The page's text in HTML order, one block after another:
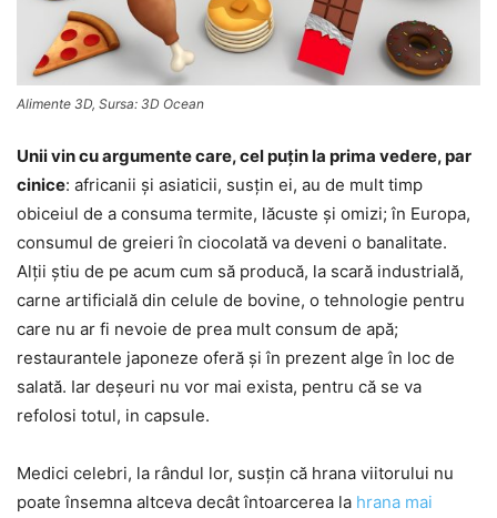
Alimente 3D, Sursa: 3D Ocean
Unii vin cu argumente care, cel puţin la prima vedere, par
cinice: africanii şi asiaticii, susţin ei, au de mult timp
obiceiul de a consuma termite, lăcuste şi omizi; în Europa,
consumul de greieri în ciocolată va deveni o banalitate.
Alţii ştiu de pe acum cum să producă, la scară industrială,
carne artificială din celule de bovine, o tehnologie pentru
care nu ar fi nevoie de prea mult consum de apă;
restaurantele japoneze oferă şi în prezent alge în loc de
salată. Iar deşeuri nu vor mai exista, pentru că se va
refolosi totul, in capsule.
Medici celebri, la rândul lor, susţin că hrana viitorului nu
poate însemna altceva decât întoarcerea la hrana mai